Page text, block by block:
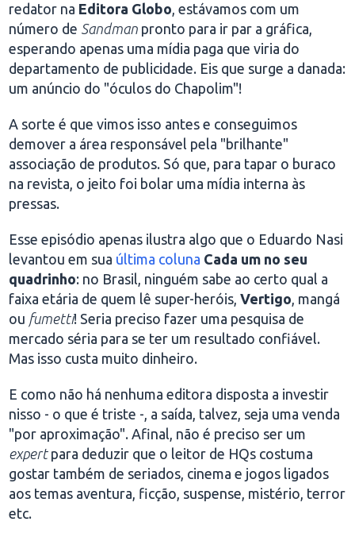
redator na Editora Globo, estávamos com um
número de Sandman pronto para ir par a gráfica,
esperando apenas uma mídia paga que viria do
departamento de publicidade. Eis que surge a danada:
um anúncio do "óculos do Chapolim"!
A sorte é que vimos isso antes e conseguimos
demover a área responsável pela "brilhante"
associação de produtos. Só que, para tapar o buraco
na revista, o jeito foi bolar uma mídia interna às
pressas.
Esse episódio apenas ilustra algo que o Eduardo Nasi
levantou em sua última coluna Cada um no seu
quadrinho: no Brasil, ninguém sabe ao certo qual a
faixa etária de quem lê super-heróis,Vertigo, mangá
ou fumetti! Seria preciso fazer uma pesquisa de
mercado séria para se ter um resultado confiável.
Mas isso custa muito dinheiro.
E como não há nenhuma editora disposta a investir
nisso - o que é triste -, a saída, talvez, seja uma venda
"por aproximação". Afinal, não é preciso ser um
expertpara deduzir que o leitor de HQs costuma
gostar também de seriados, cinema e jogos ligados
aos temas aventura, ficção, suspense, mistério, terror
etc.